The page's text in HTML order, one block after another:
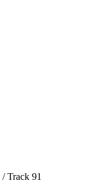
/ Track 91